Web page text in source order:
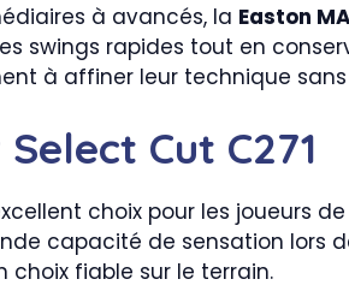
à avancés, la Easton
swings rapides tout en
à affiner leur technique
Cut C271
choix pour les joueurs
capacité de sensation lors
fiable sur le terrain.